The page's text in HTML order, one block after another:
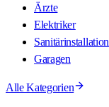
Ärzte
Elektriker
Sanitärinstallation
Garagen
Alle Kategorien